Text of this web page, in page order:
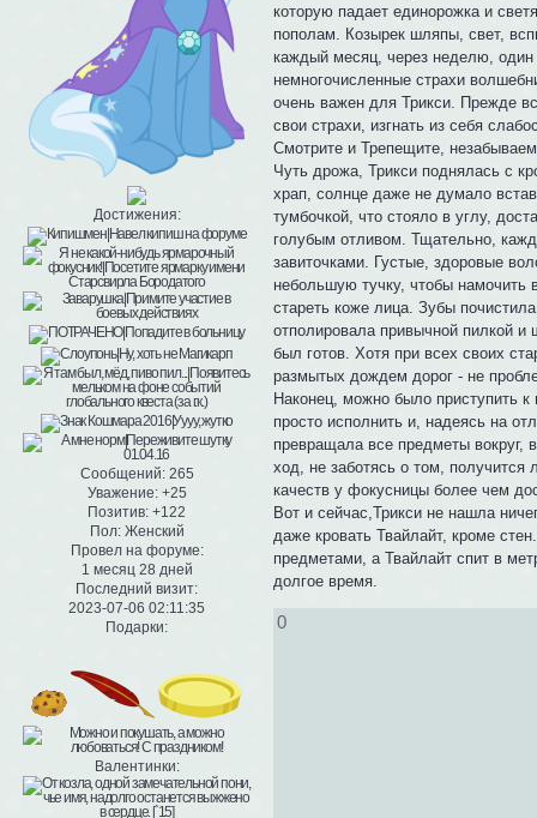
Достижения:
Сообщений:265
Уважение: +25
Позитив: +122
Пол:Женский
Провел на форуме:
1 месяц 28 дней
Последний визит:
2023-07-06 02:11:35
Подарки:
Валентинки:
которую падает единорожка и
пополам. Козырек шляпы, свет,
каждый месяц, через неделю,
немногочисленные страхи
очень важен для Трикси. Прежде
свои страхи, изгнать из себя
Смотрите и Трепещите,
Чуть дрожа, Трикси поднялась с
храп, солнце даже не думало
тумбочкой, что стояло в углу,
голубым отливом. Тщательно,
завиточками. Густые, здоровые
небольшую тучку, чтобы намочить
стареть коже лица. Зубы
отполировала привычной пилкой и
был готов. Хотя при всех своих
размытых дождем дорог - не
Наконец, можно было приступить
просто исполнить и, надеясь на
превращала все предметы вокруг,
ход, не заботясь о том, получится
качеств у фокусницы более чем
Вот и сейчас,Трикси не нашла
даже кровать Твайлайт, кроме
предметами, а Твайлайт спит в
долгое время.
0